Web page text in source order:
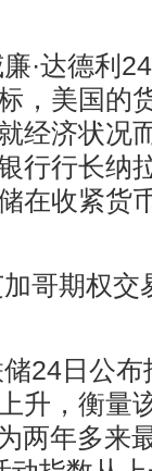
·达德利
，美国的
经济状况
行行长纳
在收紧货
哥期权交
24日公
升，衡量
两年多来